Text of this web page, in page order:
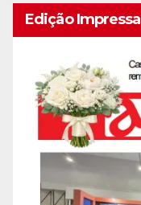
Edição Impressa